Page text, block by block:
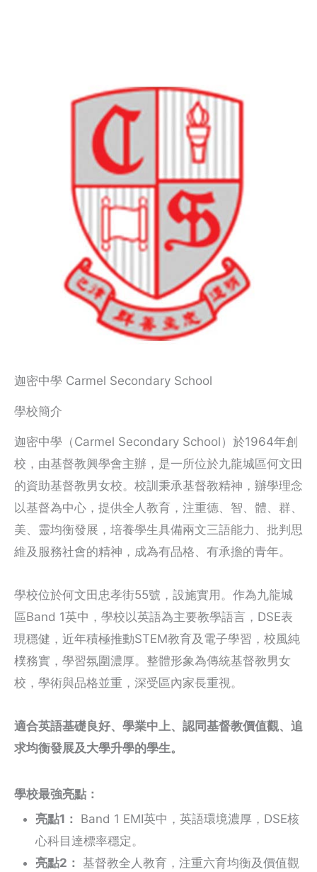
迦密中學 Carmel Secondary School
學校簡介
迦密中學（Carmel Secondary School）於1964年創
校，由基督教興學會主辦，是一所位於九龍城區何文田
的資助基督教男女校。校訓秉承基督教精神，辦學理念
以基督為中心，提供全人教育，注重德、智、體、群、
美、靈均衡發展，培養學生具備兩文三語能力、批判思
維及服務社會的精神，成為有品格、有承擔的青年。
學校位於何文田忠孝街55號，設施實用。作為九龍城
區Band 1英中，學校以英語為主要教學語言，DSE表
現穩健，近年積極推動STEM教育及電子學習，校風純
樸務實，學習氛圍濃厚。整體形象為傳統基督教男女
校，學術與品格並重，深受區內家長重視。
適合英語基礎良好、學業中上、認同基督教價值觀、追
求均衡發展及大學升學的學生。
學校最強亮點：
亮點1：
Band 1 EMI英中，英語環境濃厚，DSE核
心科目達標率穩定。
亮點2： 基督教全人教育，注重六育均衡及價值觀